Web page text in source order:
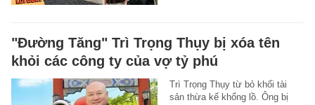
"Đường Tăng" Trì Trọng Thụy bị xóa tên
khỏi các công ty của vợ tỷ phú
Trì Trọng Thụy từ bỏ khối tài
sản thừa kế khổng lồ. Ông bị